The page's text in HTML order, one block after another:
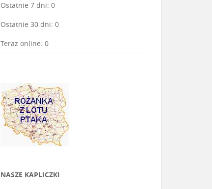
Ostatnie 7 dni: 0
Ostatnie 30 dni: 0
Teraz online: 0
NASZE KAPLICZKI